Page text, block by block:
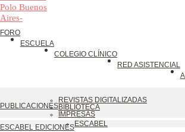
FORO
ESCUELA
COLEGIO CLÍNICO
RED ASISTENCIAL
PUBLICACIONES
REVISTAS DIGITALIZADAS
BIBLIOTECA
IMPRESAS